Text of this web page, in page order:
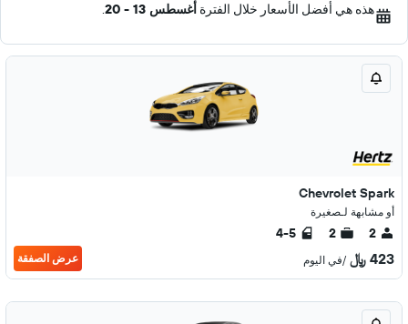
هذه هي أفضل الأسعار خلال الفترة أغسطس 13 - 20 .
Chevrolet Spark
أو مشابهة لـصغيرة
2
2
4-5
423 ﷼ /في اليوم عرض الصفقة